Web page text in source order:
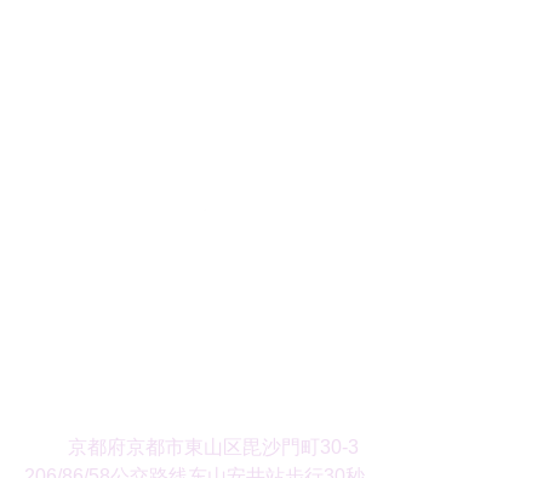
京都府京都市東山区毘沙門町30-3